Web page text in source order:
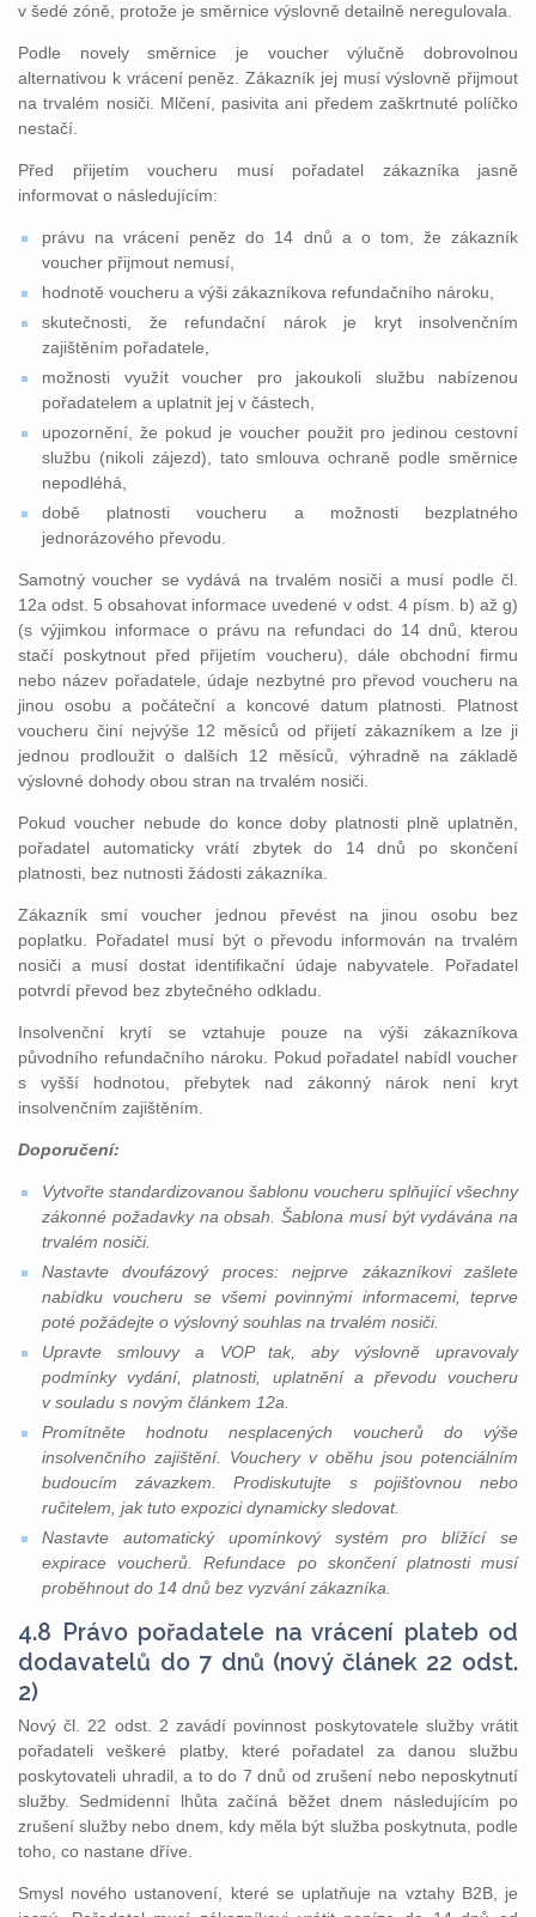
v šedé zóně, protože je směrnice výslovně detailně neregulovala.
Podle novely směrnice je voucher výlučně dobrovolnou
alternativou k vrácení peněz. Zákazník jej musí výslovně přijmout
na trvalém nosiči. Mlčení, pasivita ani předem zaškrtnuté políčko
nestačí.
Před přijetím voucheru musí pořadatel zákazníka jasně
informovat o následujícím:
právu na vrácení peněz do 14 dnů a o tom, že zákazník
voucher přijmout nemusí,
hodnotě voucheru a výši zákazníkova refundačního nároku,
skutečnosti, že refundační nárok je kryt insolvenčním
zajištěním pořadatele,
možnosti využít voucher pro jakoukoli službu nabízenou
pořadatelem a uplatnit jej v částech,
upozornění, že pokud je voucher použit pro jedinou cestovní
službu (nikoli zájezd), tato smlouva ochraně podle směrnice
nepodléhá,
době platnosti voucheru a možnosti bezplatného
jednorázového převodu.
Samotný voucher se vydává na trvalém nosiči a musí podle čl.
12a odst. 5 obsahovat informace uvedené v odst. 4 písm. b) až g)
(s výjimkou informace o právu na refundaci do 14 dnů, kterou
stačí poskytnout před přijetím voucheru), dále obchodní firmu
nebo název pořadatele, údaje nezbytné pro převod voucheru na
jinou osobu a počáteční a koncové datum platnosti. Platnost
voucheru činí nejvýše 12 měsíců od přijetí zákazníkem a lze ji
jednou prodloužit o dalších 12 měsíců, výhradně na základě
výslovné dohody obou stran na trvalém nosiči.
Pokud voucher nebude do konce doby platnosti plně uplatněn,
pořadatel automaticky vrátí zbytek do 14 dnů po skončení
platnosti, bez nutnosti žádosti zákazníka.
Zákazník smí voucher jednou převést na jinou osobu bez
poplatku. Pořadatel musí být o převodu informován na trvalém
nosiči a musí dostat identifikační údaje nabyvatele. Pořadatel
potvrdí převod bez zbytečného odkladu.
Insolvenční krytí se vztahuje pouze na výši zákazníkova
původního refundačního nároku. Pokud pořadatel nabídl voucher
s vyšší hodnotou, přebytek nad zákonný nárok není kryt
insolvenčním zajištěním.
Doporučení:
Vytvořte standardizovanou šablonu voucheru splňující všechny
zákonné požadavky na obsah. Šablona musí být vydávána na
trvalém nosiči.
Nastavte dvoufázový proces: nejprve zákazníkovi zašlete
nabídku voucheru se všemi povinnými informacemi, teprve
poté požádejte o výslovný souhlas na trvalém nosiči.
Upravte smlouvy a VOP tak, aby výslovně upravovaly
podmínky vydání, platnosti, uplatnění a převodu voucheru
v souladu s novým článkem 12a.
Promítněte hodnotu nesplacených voucherů do výše
insolvenčního zajištění. Vouchery v oběhu jsou potenciálním
budoucím závazkem. Prodiskutujte s pojišťovnou nebo
ručitelem, jak tuto expozici dynamicky sledovat.
Nastavte automatický upomínkový systém pro blížící se
expirace voucherů. Refundace po skončení platnosti musí
proběhnout do 14 dnů bez vyzvání zákazníka.
4.8 Právo pořadatele na vrácení plateb od
dodavatelů do 7 dnů (nový článek 22 odst.
2)
Nový čl. 22 odst. 2 zavádí povinnost poskytovatele služby vrátit
pořadateli veškeré platby, které pořadatel za danou službu
poskytovateli uhradil, a to do 7 dnů od zrušení nebo neposkytnutí
služby. Sedmidenní lhůta začíná běžet dnem následujícím po
zrušení služby nebo dnem, kdy měla být služba poskytnuta, podle
toho, co nastane dříve.
Smysl nového ustanovení, které se uplatňuje na vztahy B2B, je